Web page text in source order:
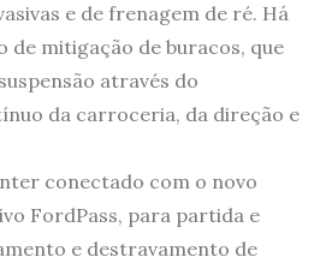
e de frenagem de ré. Há
de mitigação de buracos, que
através do
da carroceria, da direção e
conectado com o novo
FordPass, para partida e
e destravamento de